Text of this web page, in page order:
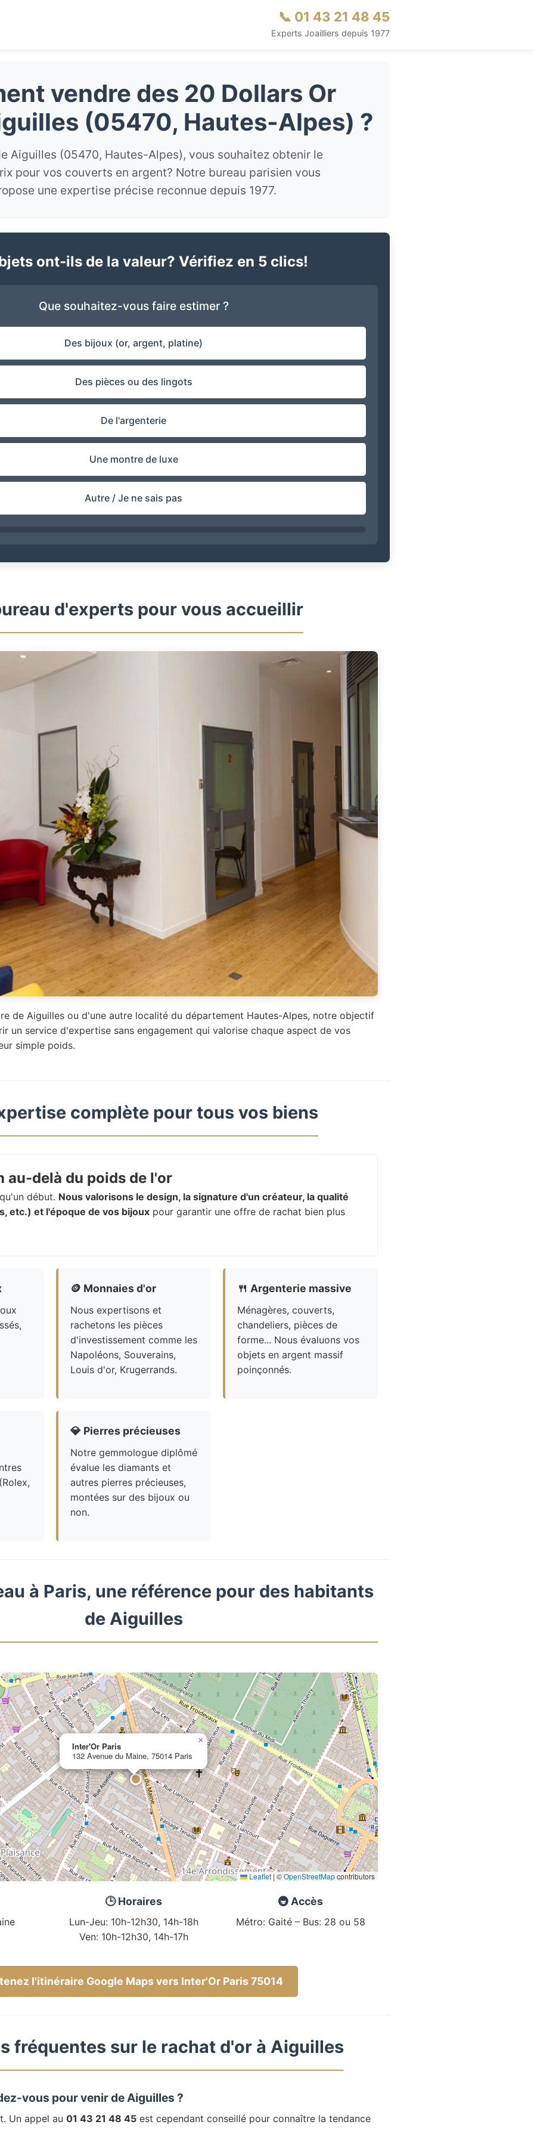
📞 01 43 21 48 45
Experts Joailliers depuis 1977
vendre des 20 Dollars Or
(05470, Hautes-Alpes) ?
Aiguilles (05470, Hautes-Alpes), vous souhaitez obtenir le
pour vos couverts en argent? Notre bureau parisien vous
une expertise précise reconnue depuis 1977.
ont-ils de la valeur? Vérifiez en 5 clics!
Que souhaitez-vous faire estimer ?
Des bijoux (or, argent, platine)
Des pièces ou des lingots
De l'argenterie
Une montre de luxe
Autre / Je ne sais pas
d'experts pour vous accueillir
de Aiguilles ou d'une autre localité du département Hautes-Alpes, notre objectif
un service d'expertise sans engagement qui valorise chaque aspect de vos
simple poids.
complète pour tous vos biens
delà du poids de l'or
début. Nous valorisons le design, la signature d'un créateur, la qualité
etc.) et l'époque de vos bijoux pour garantir une offre de rachat bien plus
🪙 Monnaies d'or
Nous expertisons et
rachetons les pièces
d'investissement comme les
Napoléons, Souverains,
Louis d'or, Krugerrands.
🍴 Argenterie massive
Ménagères, couverts,
chandeliers, pièces de
forme... Nous évaluons vos
objets en argent massif
poinçonnés.
💎 Pierres précieuses
Notre gemmologue diplômé
évalue les diamants et
autres pierres précieuses,
montées sur des bijoux ou
non.
à Paris, une référence pour des habitants
de Aiguilles
Inter'Or Paris
132 Avenue du Maine, 75014 Paris
×
Leaflet | ©OpenStreetMapcontributors
🕒 Horaires
Lun-Jeu: 10h-12h30, 14h-18h
Ven: 10h-12h30, 14h-17h
🚇 Accès
Métro: Gaité – Bus: 28 ou 58
l'itinéraire Google Maps vers Inter'Or Paris 75014
fréquentes sur le rachat d'or à Aiguilles
vous pour venir de Aiguilles ?
Un appel au 01 43 21 48 45 est cependant conseillé pour connaître la tendance